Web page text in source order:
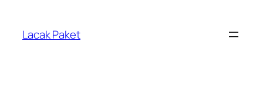
konten
Lacak Paket